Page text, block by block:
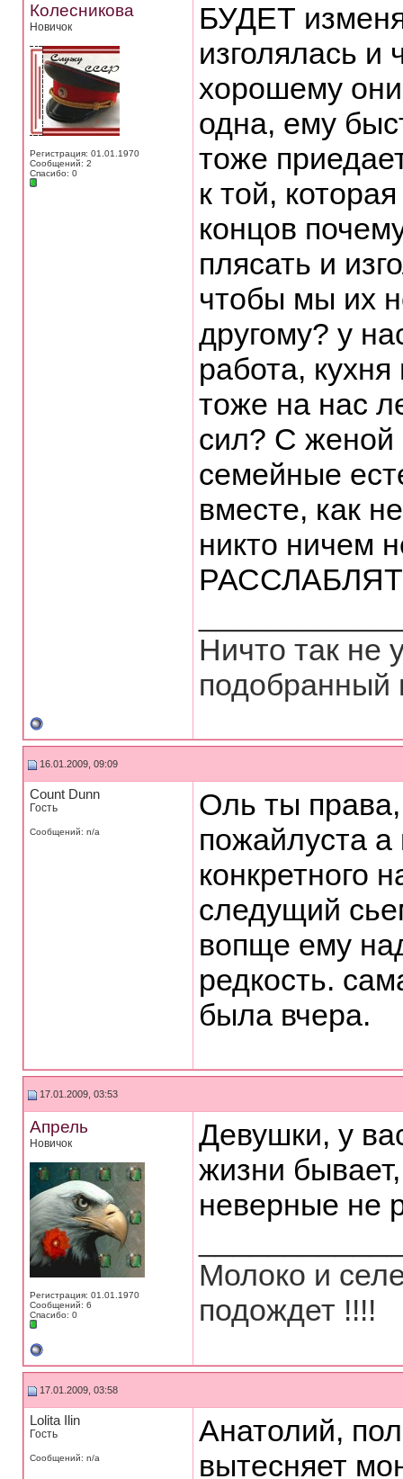
Колесникова
Новичок
Регистрация: 01.01.1970
Сообщений: 2
Спасибо: 0
БУДЕТ
изголялась
хорошему
одна, ему
тоже
к той,
концов
плясать и
чтобы мы их
другому? у
работа,
тоже на нас
сил? С женой
семейные
вместе, как
никто ничем
Ничто так не
подобранный
16.01.2009, 09:09
Count Dunn
Гость
Сообщений: n/a
Оль ты права,
пожайлуста а
конкретного
следущий
вопще ему
редкость.
была вчера.
17.01.2009, 03:53
Апрель
Новичок
Регистрация: 01.01.1970
Сообщений: 6
Спасибо: 0
Девушки, у
жизни
неверные не
Молоко и
подождет !!!!
17.01.2009, 03:58
Lolita Ilin
Гость
Сообщений: n/a
Анатолий,
вытесняет